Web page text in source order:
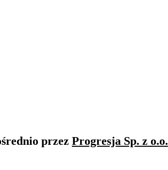
przez Progresja Sp. z o.o.